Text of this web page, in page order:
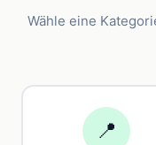
Wähle eine
📍